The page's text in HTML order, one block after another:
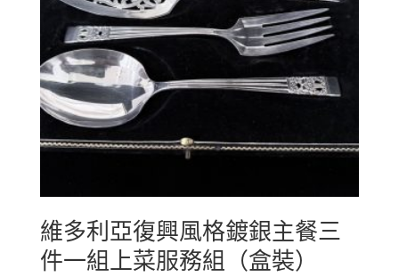
維多利亞復興風格鍍銀主餐三
件一組上菜服務組（盒裝）